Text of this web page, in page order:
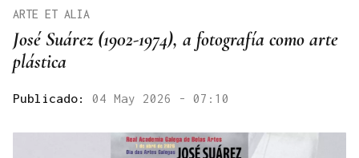
José Suárez (1902-1974), a fotografía como arte
plástica
ARTE ET ALIA
Publicado: 04 May 2026 - 07:10